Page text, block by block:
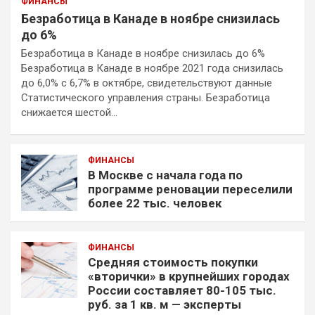
Безработица в Канаде в ноябре снизилась
до 6%
Безработица в Канаде в ноябре снизилась до 6%
Безработица в Канаде в ноябре 2021 года снизилась
до 6,0% с 6,7% в октябре, свидетельствуют данные
Статистического управления страны. Безработица
снижается шестой…
ФИНАНСЫ
В Москве с начала года по
программе реновации переселили
более 22 тыс. человек
ФИНАНСЫ
Средняя стоимость покупки
«вторички» в крупнейших городах
России составляет 80-105 тыс.
руб. за 1 кв. м — эксперты